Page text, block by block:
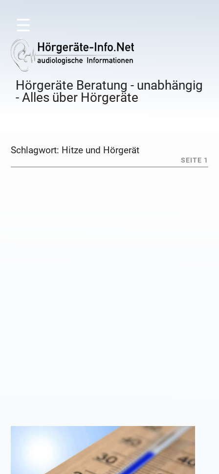
☰
Hörgeräte Beratung - unabhängig
- Alles über Hörgeräte
Schlagwort: Hitze und Hörgerät
SEITE 1